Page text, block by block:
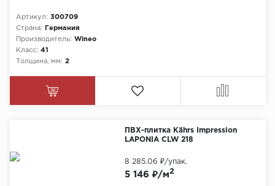
Артикул: 300709
Страна:
Германия
Производитель: Wineo
Класс: 41
Толщина, мм: 2
ПВХ-плитка Kährs Impression
LAPONIA CLW 218
5 146 ₽/м2
8 285.06 ₽/упак.